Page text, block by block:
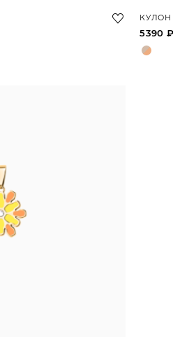
КУЛОН
5390 ₽